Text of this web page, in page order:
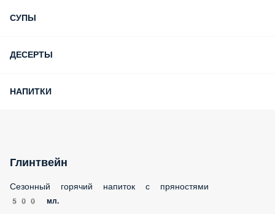
СУПЫ
ДЕСЕРТЫ
НАПИТКИ
Глинтвейн
Сезонный горячий напиток с пряностями
500 мл.